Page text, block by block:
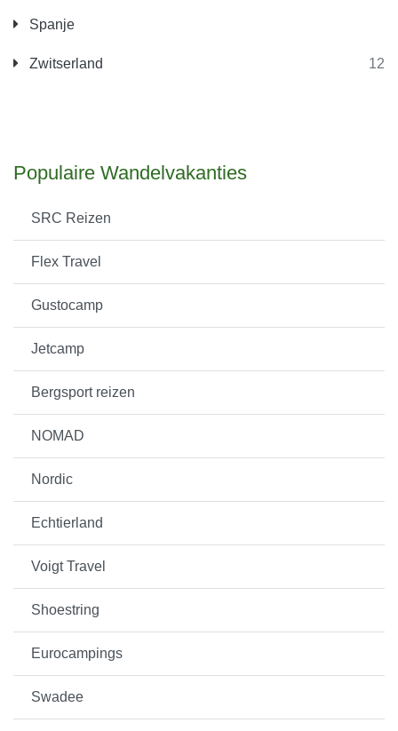
Spanje
Zwitserland 12
Populaire Wandelvakanties
SRC Reizen
Flex Travel
Gustocamp
Jetcamp
Bergsport reizen
NOMAD
Nordic
Echtierland
Voigt Travel
Shoestring
Eurocampings
Swadee